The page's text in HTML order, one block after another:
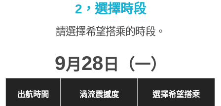
2，選擇時段
請選擇希望搭乘的時段。
9月 28 日（一）
出航時間 渦流震撼度 選擇希望搭乘